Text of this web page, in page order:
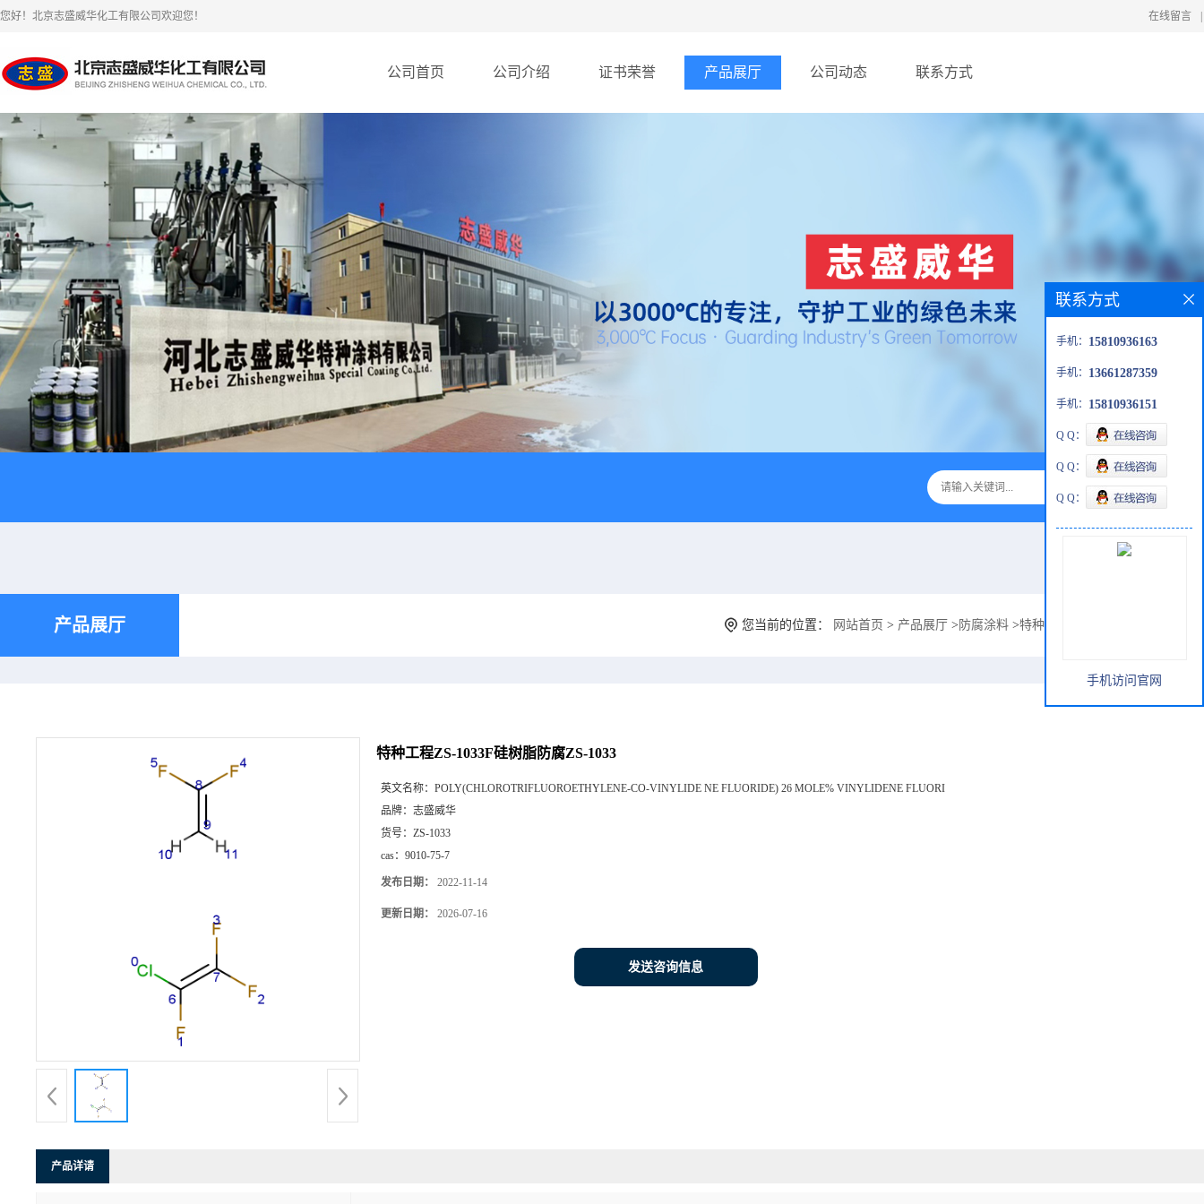
您好！北京志盛威华化工有限公司欢迎您！ 在线留言
公司首页 公司介绍 证书荣誉 产品展厅 公司动态 联系方式
产品展厅 您当前的位置： 网站首页 > 产品展厅 > 防腐涂料 >特种工程ZS-1033F硅树脂防腐
特种工程ZS-1033F硅树脂防腐ZS-1033
英文名称： POLY(CHLOROTRIFLUOROETHYLENE-CO-VINYLIDE NE FLUORIDE) 26 MOLE% VINYLIDENE FLUORI
品牌： 志盛威华
货号： ZS-1033
cas： 9010-75-7
发布日期： 2022-11-14
更新日期： 2026-07-16
发送咨询信息
产品详请
联系方式
手机： 15810936163
手机： 13661287359
手机： 15810936151
Q Q：
Q Q：
Q Q：
手机访问官网